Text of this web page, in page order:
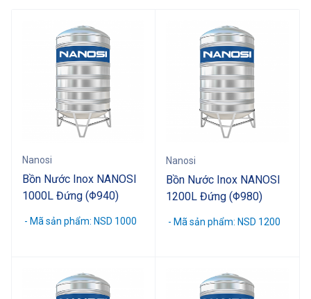
Nanosi
Bồn Nước Inox NANOSI
1000L Đứng (Φ940)
- Mã sản phẩm: NSD 1000
Nanosi
Bồn Nước Inox NANOSI
1200L Đứng (Φ980)
- Mã sản phẩm: NSD 1200